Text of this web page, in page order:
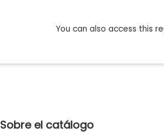
You can also access this
Sobre el catálogo